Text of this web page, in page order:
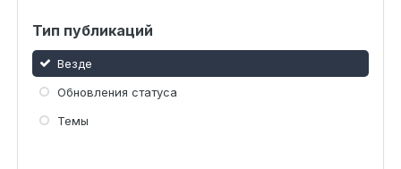
Тип публикаций
Везде
Обновления статуса
Темы